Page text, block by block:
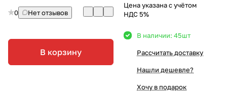
0 Нет отзывов
В корзину
Цена указана с учётом
НДС 5%
В наличии: 45шт
Рассчитать доставку
Нашли дешевле?
Хочу в подарок